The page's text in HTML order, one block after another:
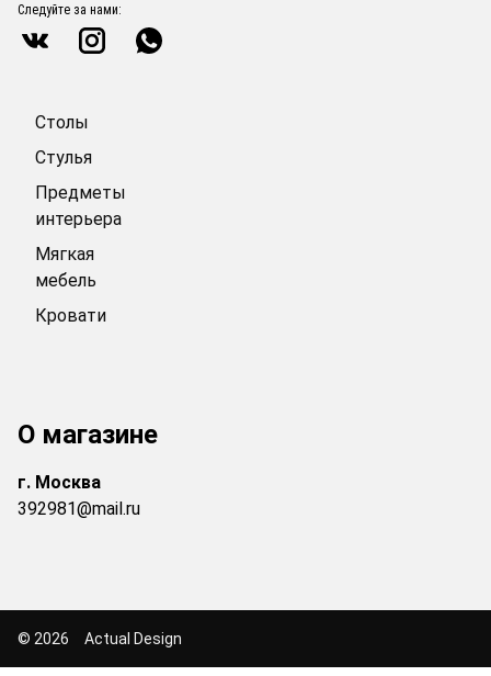
Следуйте за нами:
Столы
Стулья
Предметы
интерьера
Мягкая
мебель
Кровати
О магазине
г. Москва
392981@mail.ru
© 2026 Actual Design